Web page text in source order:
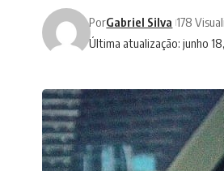
Última atualização: junho
PorGabriel Silva 178